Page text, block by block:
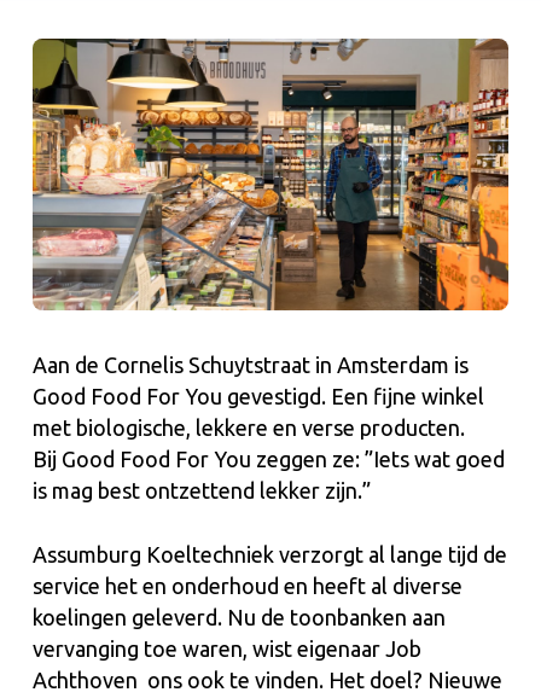
Aan de Cornelis Schuytstraat in Amsterdam is
Good Food For You gevestigd. Een fijne winkel
met biologische, lekkere en verse producten.
Bij Good Food For You zeggen ze: ”Iets wat goed
is mag best ontzettend lekker zijn.”
Assumburg Koeltechniek verzorgt al lange tijd de
service het en onderhoud en heeft al diverse
koelingen geleverd. Nu de toonbanken aan
vervanging toe waren, wist eigenaar Job
Achthoven ons ook te vinden. Het doel? Nieuwe